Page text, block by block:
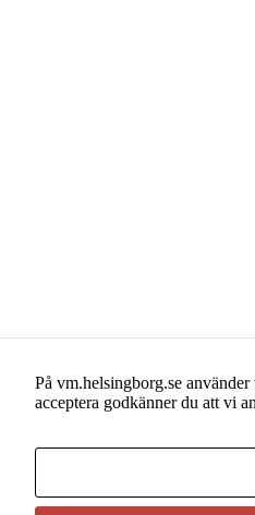
På vm.helsingborg.se
acceptera godkänner du att vi